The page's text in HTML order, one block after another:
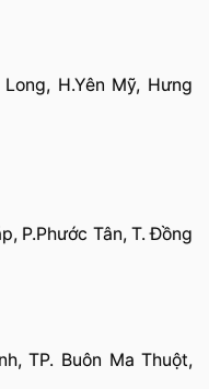
H.Yên Mỹ, Hưng
P.Phước Tân, T. Đồng
TP. Buôn Ma Thuột,